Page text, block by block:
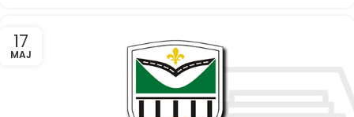
17
MAJ